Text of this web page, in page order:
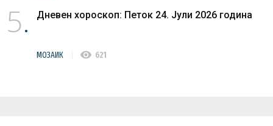
5 Дневен хороскоп: Петок 24. Јули 2026 година
МОЗАИК visibility 621